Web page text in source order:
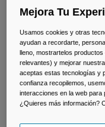
Tazas y Vasos
Riñoneras
Bolsas Bici
Bolsas
Mejora Tu
Usamos cookies y otras
ayudan a recordarte,
lleno, mostrartelos
relevantes) y mejorar
aceptas estas tecnologías y
confianza recopilemos,
interacciones en la web para
¿Quieres más información?